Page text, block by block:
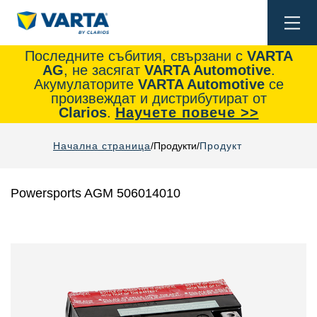
Последните събития, свързани с VARTA
AG, не засягат VARTA Automotive.
Акумулаторите VARTA Automotiveсе
произвеждат и дистрибутират от
Clarios. Научете повече >>
Начална страница Продукти Продукт
Powersports AGM 506014010